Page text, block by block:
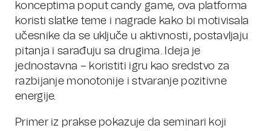
konceptima poput candy game, ova platforma
koristi slatke teme i nagrade kako bi motivisala
učesnike da se uključe u aktivnosti, postavljaju
pitanja i sarađuju sa drugima. Ideja je
jednostavna – koristiti igru kao sredstvo za
razbijanje monotonije i stvaranje pozitivne
energije.
Primer iz prakse pokazuje da seminari koji